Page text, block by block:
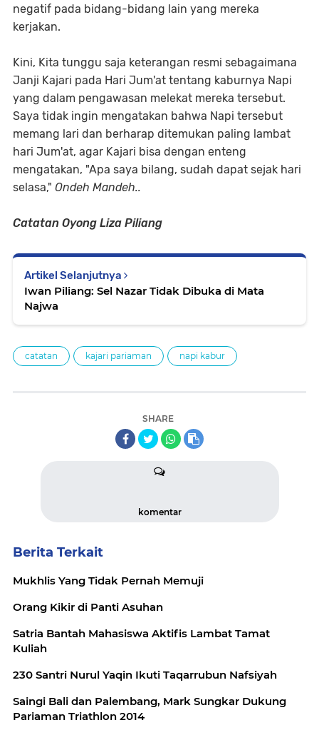
negatif pada bidang-bidang lain yang mereka
kerjakan.
Kini, Kita tunggu saja keterangan resmi sebagaimana
Janji Kajari pada Hari Jum'at tentang kaburnya Napi
yang dalam pengawasan melekat mereka tersebut.
Saya tidak ingin mengatakan bahwa Napi tersebut
memang lari dan berharap ditemukan paling lambat
hari Jum'at, agar Kajari bisa dengan enteng
mengatakan, "Apa saya bilang, sudah dapat sejak hari
selasa," Ondeh Mandeh..
Catatan Oyong Liza Piliang
Artikel Selanjutnya
Iwan Piliang: Sel Nazar Tidak Dibuka di Mata
Najwa
catatan kajari pariaman napi kabur
SHARE
komentar
Berita Terkait
Mukhlis Yang Tidak Pernah Memuji
Orang Kikir di Panti Asuhan
Satria Bantah Mahasiswa Aktifis Lambat Tamat
Kuliah
230 Santri Nurul Yaqin Ikuti Taqarrubun Nafsiyah
Saingi Bali dan Palembang, Mark Sungkar Dukung
Pariaman Triathlon 2014